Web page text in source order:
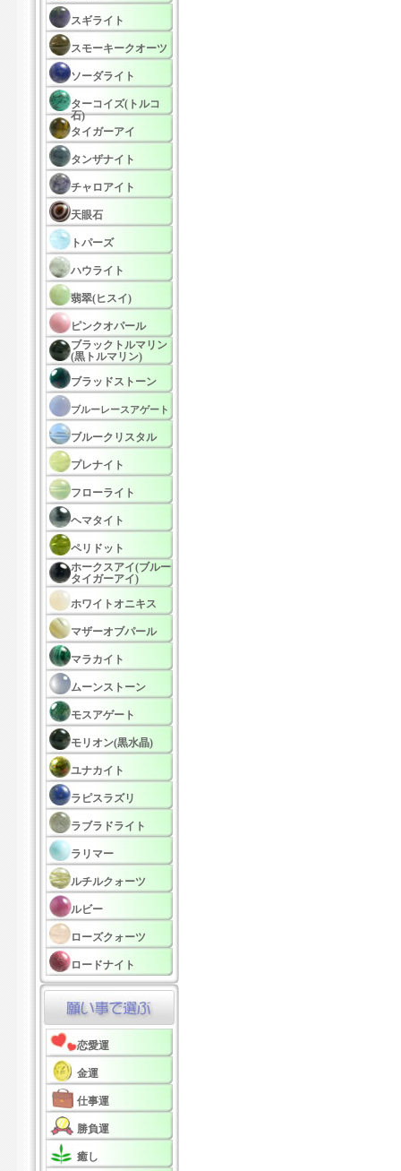
スギライト
スモーキークオーツ
ソーダライト
ターコイズ(トルコ
石)
タイガーアイ
タンザナイト
チャロアイト
天眼石
トパーズ
ハウライト
翡翠(ヒスイ)
ピンクオパール
ブラックトルマリン
(黒トルマリン)
ブラッドストーン
ブルーレースアゲート
ブルークリスタル
プレナイト
フローライト
ヘマタイト
ペリドット
ホークスアイ(ブルー
タイガーアイ)
ホワイトオニキス
マザーオブパール
マラカイト
ムーンストーン
モスアゲート
モリオン(黒水晶)
ユナカイト
ラピスラズリ
ラブラドライト
ラリマー
ルチルクォーツ
ルビー
ローズクォーツ
ロードナイト
恋愛運
金運
仕事運
勝負運
癒し